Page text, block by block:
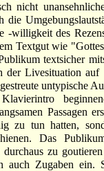
nicht
-willigkeit des
Textgut wie
textsicher
der Livesituation auf
untypische
Passagen
zu tun hatten,
Das
zu
auch Zugaben ein.